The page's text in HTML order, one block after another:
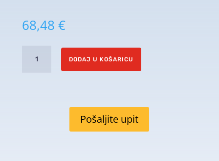
68,48 €
DODAJ U KOŠARICU
Pošaljite upit